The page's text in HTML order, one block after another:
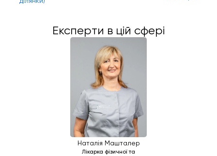
Експерти в цій сфері
Наталія Машталер
Лікарка фізичної та